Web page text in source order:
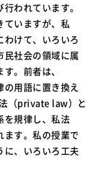
われています。
ていますが、私
わけて、いろいろ
民社会の領域に属
。前者は、
の用語に置き換え
（private law）と
を規律し、私法
ます。私の授業で
に、いろいろ工夫